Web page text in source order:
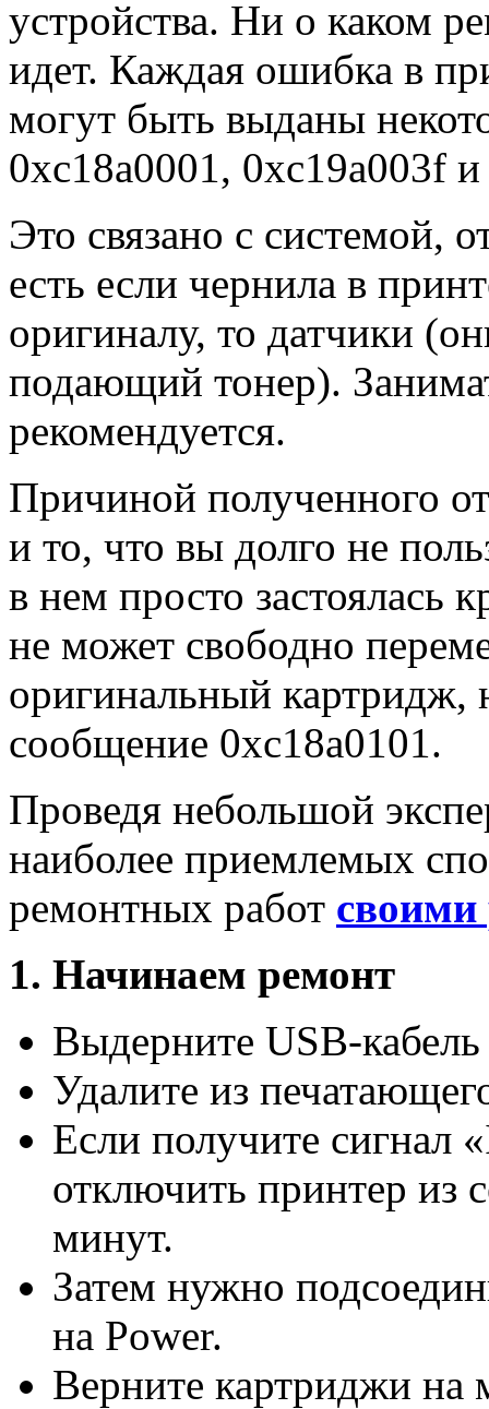
устройства. Ни о каком
идет. Каждая ошибка в
могут быть выданы
0xc18a0001, 0xc19a003f и
Это связано с системой,
есть если чернила в
оригиналу, то датчики
подающий тонер).
рекомендуется.
Причиной полученного
и то, что вы долго не
в нем просто застоялась
не может свободно
оригинальный картридж,
сообщение 0xc18a0101.
Проведя небольшой
наиболее приемлемых
ремонтных работ
1. Начинаем ремонт
Выдерните USB-
Удалите из
Если получите сигнал
отключить принтер из
минут.
Затем нужно
на Power.
Верните картриджи на